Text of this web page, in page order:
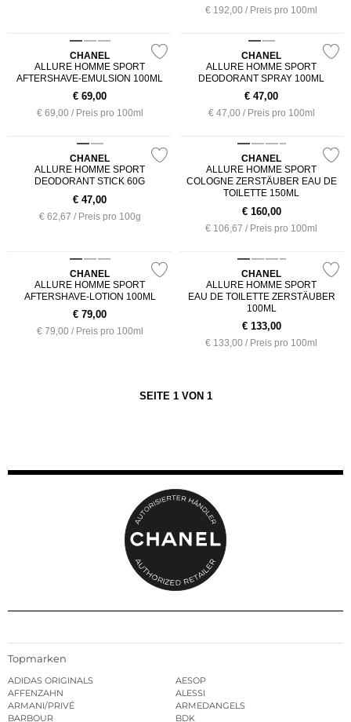
€ 192,00 / Preis pro 100ml
CHANEL
ALLURE HOMME SPORT
AFTERSHAVE-EMULSION 100ML
€ 69,00
€ 69,00 / Preis pro 100ml
CHANEL
ALLURE HOMME SPORT
DEODORANT SPRAY 100ML
€ 47,00
€ 47,00 / Preis pro 100ml
CHANEL
ALLURE HOMME SPORT
DEODORANT STICK 60G
€ 47,00
€ 62,67 / Preis pro 100g
CHANEL
ALLURE HOMME SPORT
COLOGNE ZERSTÄUBER EAU DE
TOILETTE 150ML
€ 160,00
€ 106,67 / Preis pro 100ml
CHANEL
ALLURE HOMME SPORT
AFTERSHAVE-LOTION 100ML
€ 79,00
€ 79,00 / Preis pro 100ml
CHANEL
ALLURE HOMME SPORT
EAU DE TOILETTE ZERSTÄUBER
100ML
€ 133,00
€ 133,00 / Preis pro 100ml
SEITE 1 VON 1
Topmarken
ADIDAS ORIGINALS
AESOP
AFFENZAHN
ALESSI
ARMANI/PRIVÉ
ARMEDANGELS
BARBOUR
BDK